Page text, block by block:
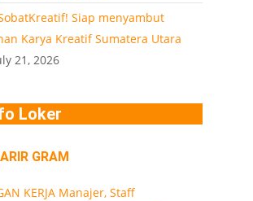
Siap menyambut
Karya Kreatif Sumatera Utara
21, 2026
Loker
GRAM
KERJA Manajer, Staff